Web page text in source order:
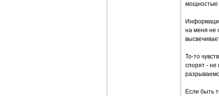
мощностью
на меня не
То-то
спорят - не
Если быть